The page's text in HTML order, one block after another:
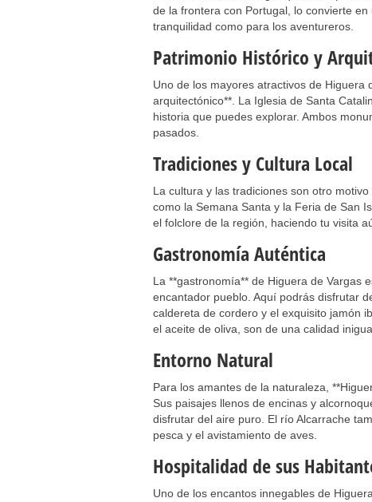
de la frontera con Portugal, lo convierte
tranquilidad como para los aventureros.
Patrimonio Histórico y
Uno de los mayores atractivos de Higuera
arquitectónico**. La Iglesia de Santa
historia que puedes explorar. Ambos
pasados.
Tradiciones y Cultura Local
La cultura y las tradiciones son otro
como la Semana Santa y la Feria de San
el folclore de la región, haciendo tu visita
Gastronomía Auténtica
La **gastronomía** de Higuera de Vargas
encantador pueblo. Aquí podrás disfrutar
caldereta de cordero y el exquisito jamón
el aceite de oliva, son de una calidad
Entorno Natural
Para los amantes de la naturaleza,
Sus paisajes llenos de encinas y
disfrutar del aire puro. El río Alcarrache
pesca y el avistamiento de aves.
Hospitalidad de sus
Uno de los encantos innegables de